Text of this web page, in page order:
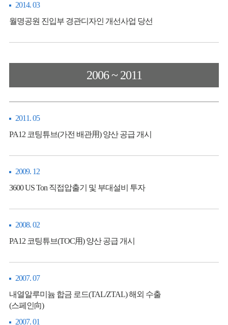
2014. 03
월명공원 진입부 경관디자인 개선사업 당선
2006 ~ 2011
2011. 05
PA12 코팅튜브(가전 배관用) 양산 공급 개시
2009. 12
3600 US Ton 직접압출기 및 부대설비 투자
2008. 02
PA12 코팅튜브(TOC用) 양산 공급 개시
2007. 07
내열알루미늄 합금 로드(TAL/ZTAL) 해외 수출
(스페인向)
2007. 01